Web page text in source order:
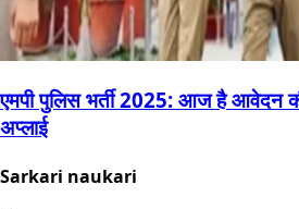
एमपी पुलिस भर्ती 2025: आज है आवेदन
अप्लाई
Sarkari naukari